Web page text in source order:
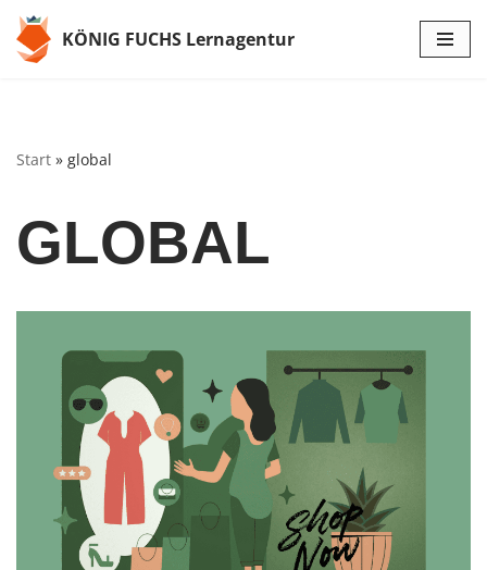
Zum
KÖNIG FUCHS Lernagentur
Start » global
GLOBAL